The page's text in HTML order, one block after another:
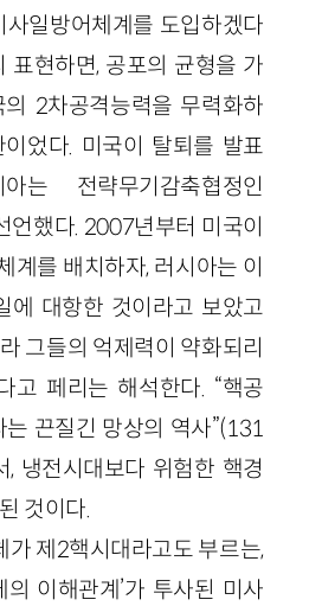
일방어체계를 도입하겠다
표현하면, 공포의 균형을 가
2차공격능력을 무력화하
었다. 미국이 탈퇴를 발표
는 전략무기감축협정인
언했다. 2007년부터 미국이
계를 배치하자, 러시아는 이
에 대항한 것이라고 보았고
그들의 억제력이 약화되리
고 페리는 해석한다. “핵공
끈질긴 망상의 역사”(131
, 냉전시대보다 위험한 핵경
것이다.
가 제2핵시대라고도 부르는,
의 이해관계’가 투사된 미사